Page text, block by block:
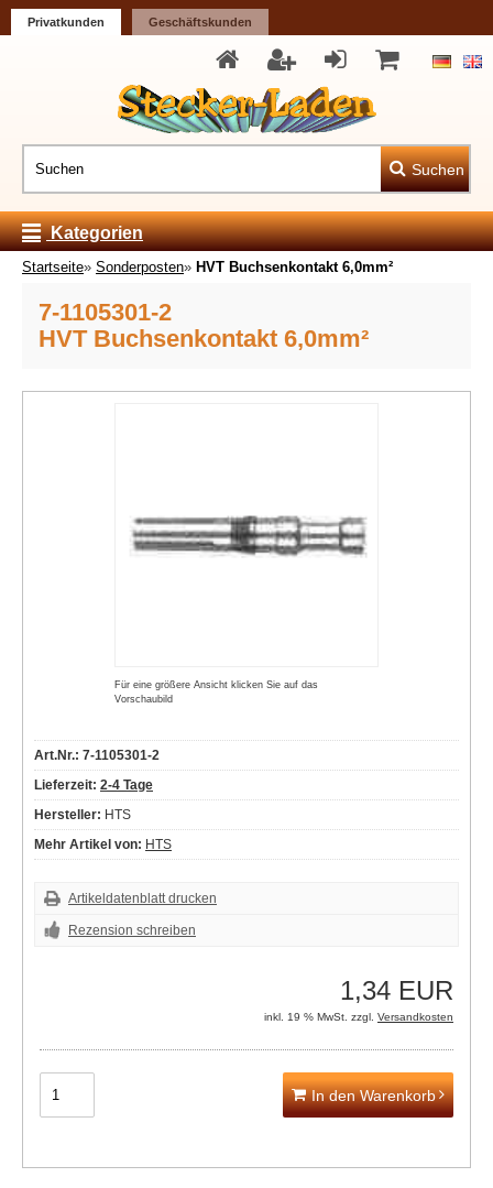
Privatkunden Geschäftskunden
Suchen
Kategorien
Startseite» Sonderposten» HVT Buchsenkontakt 6,0mm²
7-1105301-2
HVT Buchsenkontakt 6,0mm²
Für eine größere Ansicht klicken Sie auf das
Vorschaubild
Art.Nr.: 7-1105301-2
Lieferzeit: 2-4 Tage
Hersteller: HTS
Mehr Artikel von: HTS
Artikeldatenblatt drucken
Rezension schreiben
1,34 EUR
inkl. 19 % MwSt. zzgl. Versandkosten
In den Warenkorb